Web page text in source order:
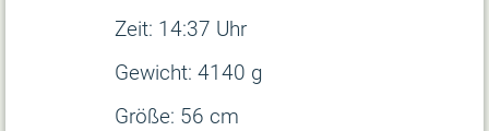
Zeit: 14:37 Uhr
Gewicht: 4140 g
Größe: 56 cm